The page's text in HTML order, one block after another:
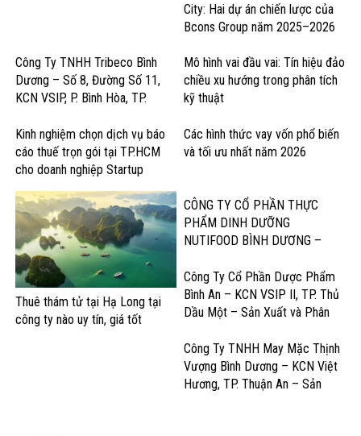
City: Hai dự án chiến lược của
Bcons Group năm 2025–2026
Công Ty TNHH Tribeco Bình
Dương – Số 8, Đường Số 11,
KCN VSIP, P. Bình Hòa, TP.
Khát & Thực Phẩm
Mô hình vai đầu vai: Tín hiệu đảo
chiều xu hướng trong phân tích
kỹ thuật
Kinh nghiệm chọn dịch vụ báo
cáo thuế trọn gói tại TP.HCM
cho doanh nghiệp Startup
Các hình thức vay vốn phổ biến
và tối ưu nhất năm 2026
Thuê thám tử tại Hạ Long tại
công ty nào uy tín, giá tốt
CÔNG TY CỔ PHẦN THỰC
PHẨM DINH DƯỠNG
NUTIFOOD BÌNH DƯƠNG –
– Sản Xuất Sữa và Sản Phẩm
Dinh Dưỡng
Công Ty Cổ Phần Dược Phẩm
Bình An – KCN VSIP II, TP. Thủ
Dầu Một – Sản Xuất và Phân
Cao
Công Ty TNHH May Mặc Thịnh
Vượng Bình Dương – KCN Việt
Hương, TP. Thuận An – Sản